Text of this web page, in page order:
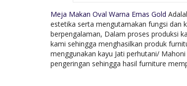
Meja Makan Oval Warna Emas Gold
estetika serta mengutamakan fungsi dan
berpengalaman, Dalam proses produksi
kami sehingga menghasilkan produk
menggunakan kayu Jati perhutani/
pengeringan sehingga hasil furniture